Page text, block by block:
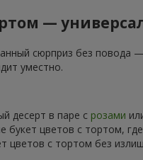
—
сюрприз без
уместно.
десерт в паре с розами
букет цветов с тортом,
цветов с тортом без